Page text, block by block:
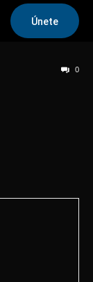
Únete
0